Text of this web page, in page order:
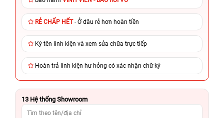
RẺ CHẤP HẾT- Ở đâu rẻ hơn hoàn tiền
Ký tên linh kiện và xem sửa chữa trực tiếp
Hoàn trả linh kiện hư hỏng có xác nhận chữ ký
13 Hệ thống Showroom